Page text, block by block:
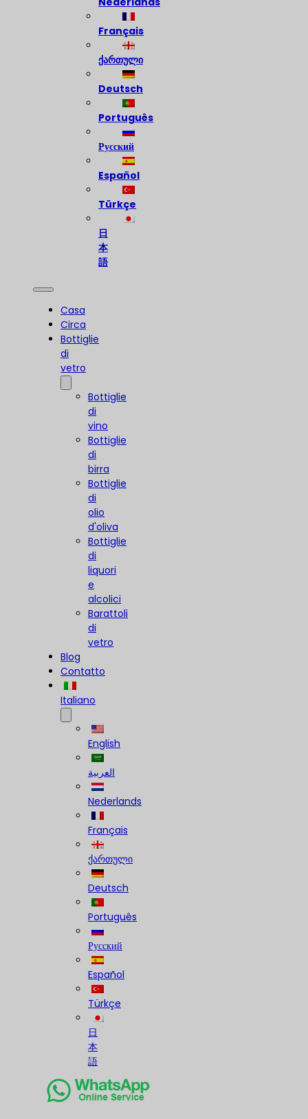
Français
ქართული
Deutsch
Português
Русский
Español
Türkçe
日
本
語
Casa
Circa
Bottiglie
di
vetro
Bottiglie
di
vino
Bottiglie
di
birra
Bottiglie
di
olio
d'oliva
Bottiglie
di
liquori
e
alcolici
Barattoli
di
vetro
Blog
Contatto
Italiano
English
العربية
Nederlands
Français
ქართული
Deutsch
Português
Русский
Español
Türkçe
日
本
語